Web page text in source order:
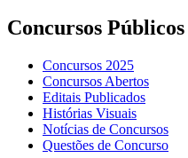
Concursos Públicos
Concursos 2025
Concursos Abertos
Editais Publicados
Histórias Visuais
Notícias de Concursos
Questões de Concurso